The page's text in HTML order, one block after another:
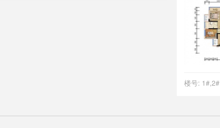
楼号: